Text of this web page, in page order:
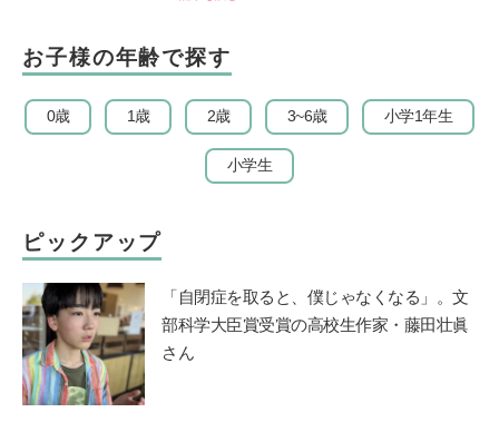
お子様の年齢で探す
0歳 1歳 2歳 3~6歳 小学1年生
小学生
ピックアップ
「自閉症を取ると、僕じゃなくなる」。文
部科学大臣賞受賞の高校生作家・藤田壮眞
さん